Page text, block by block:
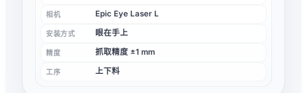
相机 Epic Eye Laser L
安装方式 眼在手上
精度 抓取精度 ±1 mm
工序 上下料